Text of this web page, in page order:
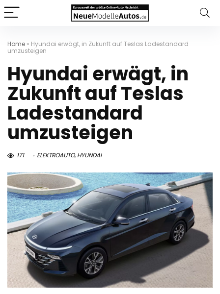
Home » Hyundai erwägt, in Zukunft auf Teslas Ladestandard
umzusteigen
Hyundai erwägt, in
Zukunft auf Teslas
Ladestandard
umzusteigen
171 ELEKTROAUTO,HYUNDAI